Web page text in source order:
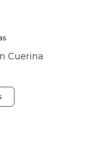
Cuerina